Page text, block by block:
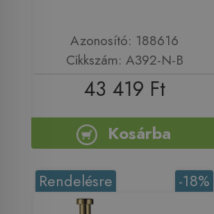
Azonosító: 188616
Cikkszám: A392-N-B
43 419 Ft
Kosárba
-18%
Rendelésre